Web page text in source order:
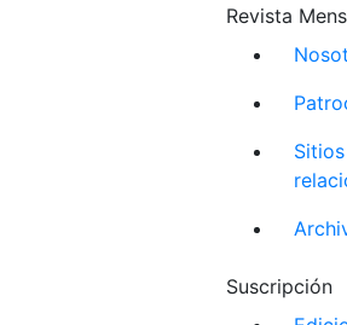
Revista
Sitios
Suscripción